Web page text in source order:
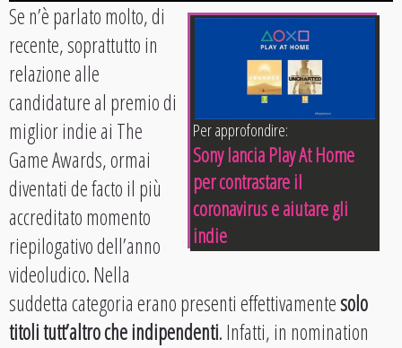
Per approfondire:
Sony lancia Play At Home
per contrastare il
coronavirus e aiutare gli
indie
Se n’è parlato molto, di
recente, soprattutto in
relazione alle
candidature al premio di
miglior indie ai The
Game Awards, ormai
diventati de facto il più
accreditato momento
riepilogativo dell’anno
videoludico. Nella
suddetta categoria erano presenti effettivamentesolo
titoli tutt’altro che indipendenti. Infatti, in nomination